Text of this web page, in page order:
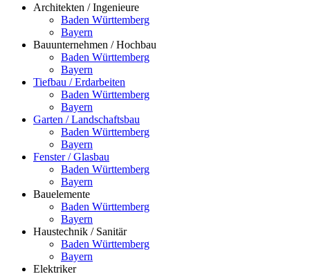
Architekten / Ingenieure
Baden Württemberg
Bayern
Bauunternehmen / Hochbau
Baden Württemberg
Bayern
Tiefbau / Erdarbeiten
Baden Württemberg
Bayern
Garten / Landschaftsbau
Baden Württemberg
Bayern
Fenster / Glasbau
Baden Württemberg
Bayern
Bauelemente
Baden Württemberg
Bayern
Haustechnik / Sanitär
Baden Württemberg
Bayern
Elektriker